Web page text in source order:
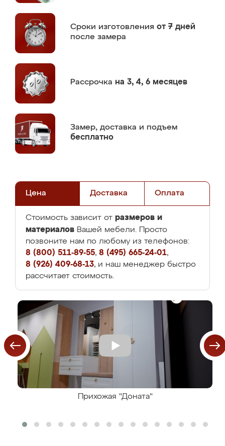
Сроки изготовления от 7 дней
после замера
Рассрочка на 3, 4, 6 месяцев
Замер, доставка и подъем
бесплатно
Цена Доставка Оплата
Стоимость зависит от размеров и
материалов Вашей мебели. Просто
позвоните нам по любому из телефонов:
8 (800) 511-89-55, 8 (495) 665-24-01,
8 (926) 409-68-13, и наш менеджер быстро
рассчитает стоимость.
Прихожая "Доната"